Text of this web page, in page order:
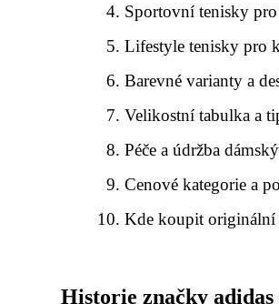
Sportovní tenisky pro
Lifestyle tenisky pro
Barevné varianty a
Velikostní tabulka a
Péče a údržba
Cenové kategorie a
Kde koupit originální
Historie značky adidas